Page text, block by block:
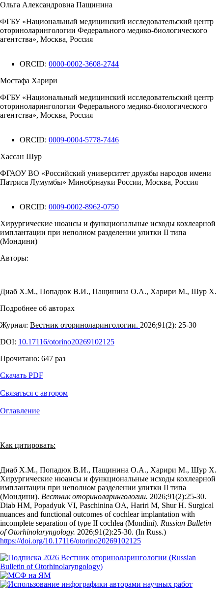
Ольга Александровна Пащинина
ФГБУ «Национальный медицинский исследовательский центр
оториноларингологии Федерального медико-биологического
агентства», Москва, Россия
ORCID: 0000-0002-3608-2744
Мостафа Харири
ФГБУ «Национальный медицинский исследовательский центр
оториноларингологии Федерального медико-биологического
агентства», Москва, Россия
ORCID: 0009-0004-5778-7446
Хассан Шур
ФГАОУ ВО «Российский университет дружбы народов имени
Патриса Лумумбы» Минобрнауки России, Москва, Россия
ORCID: 0009-0002-8962-0750
Хирургические нюансы и функциональные исходы кохлеарной
имплантации при неполном разделении улитки II типа
(Мондини)
Авторы:
Диаб Х.М., Попадюк В.И., Пащинина О.А., Харири М., Шур Х.
Подробнее об авторах
Журнал: Вестник оториноларингологии. 2026;91(2): 25‑30
DOI: 10.17116/otorino20269102125
Прочитано: 647 раз
Скачать PDF
Связаться с автором
Оглавление
Как цитировать:
Диаб Х.М., Попадюк В.И., Пащинина О.А., Харири М., Шур Х.
Хирургические нюансы и функциональные исходы кохлеарной
имплантации при неполном разделении улитки II типа
(Мондини). Вестник оториноларингологии. 2026;91(2):25‑30.
Diab HM, Popadyuk VI, Paschinina OA, Hariri M, Shur H. Surgical
nuances and functional outcomes of cochlear implantation with
incomplete separation of type II cochlea (Mondini). Russian Bulletin
of Otorhinolaryngology. 2026;91(2):25‑30. (In Russ.)
https://doi.org/10.17116/otorino20269102125